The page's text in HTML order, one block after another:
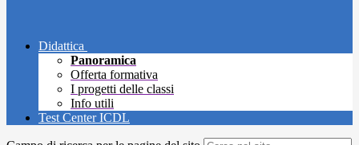
Didattica
Panoramica
Offerta formativa
I progetti delle classi
Info utili
Test Center ICDL